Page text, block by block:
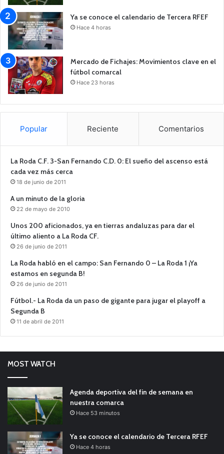
Ya se conoce el calendario de Tercera RFEF
Hace 4 horas
Mercado de Fichajes: Movimientos clave en el
fútbol comarcal
Hace 23 horas
Popular Reciente Comentarios
La Roda C.F. 3-San Fernando C.D. 0: El sueño del ascenso está
cada vez más cerca
18 de junio de 2011
A un minuto de la gloria
22 de mayo de 2010
Unos 200 aficionados, ya en tierras andaluzas para dar el
último aliento a La Roda CF.
26 de junio de 2011
La Roda habló en el campo: San Fernando 0 – La Roda 1 ¡Ya
estamos en segunda B!
26 de junio de 2011
Fútbol.- La Roda da un paso de gigante para jugar el playoff a
Segunda B
11 de abril de 2011
MOST WATCH
Agenda deportiva del fin de semana en
nuestra comarca
Hace 53 minutos
Ya se conoce el calendario de Tercera RFEF
Hace 4 horas